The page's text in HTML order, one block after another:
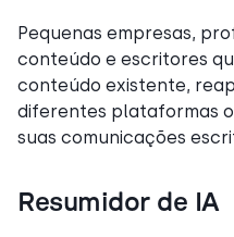
Pequenas empresas,
conteúdo e escritores
conteúdo existente,
diferentes plataformas
suas comunicações
Resumidor de IA